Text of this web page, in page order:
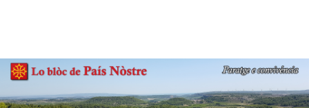
Paratge e Convivència